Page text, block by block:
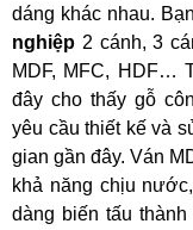
dáng khác nhau.
nghiệp 2 cánh, 3
MDF, MFC, HDF…
đây cho thấy gỗ
yêu cầu thiết kế và
gian gần đây. Ván
khả năng chịu
dàng biến tấu